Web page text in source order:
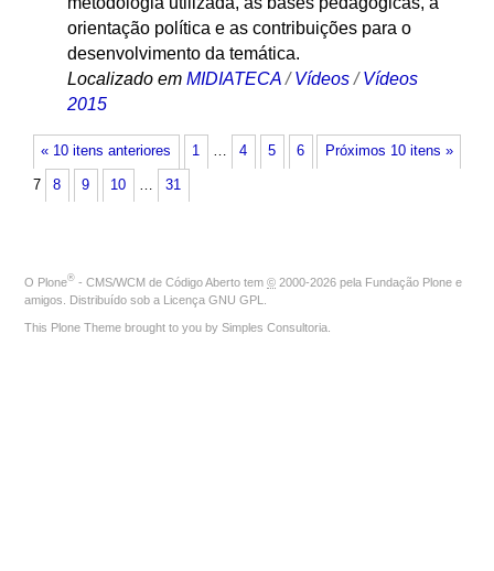
orientação política e as contribuições para o
desenvolvimento da temática.
Localizado em MIDIATECA /Vídeos /Vídeos
2015
« 10 itens anteriores Próximos 10 itens »
1 … 4 5 6
7 8 9 10 … 31
O Plone® - CMS/WCM de Código Aberto tem © 2000-2026 pela Fundação Plone e
amigos. Distribuído sob a Licença GNU GPL
This Plone Theme brought to you by Simples Consultoria